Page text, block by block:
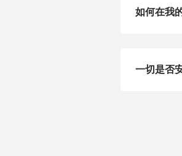
如何在我
一切是否